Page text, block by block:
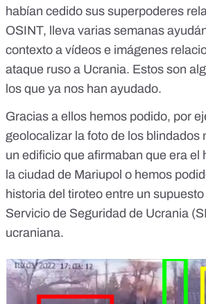
habían cedido sus superpoderes
OSINT, lleva varias semanas
contexto a vídeos e imágenes
ataque ruso a Ucrania. Estos son
los que ya nos han ayudado.
Gracias a ellos hemos podido, por
geolocalizar la foto de los blindados
un edificio que afirmaban que era el
la ciudad de Mariupol o hemos
historia del tiroteo entre un
Servicio de Seguridad de Ucrania
ucraniana.